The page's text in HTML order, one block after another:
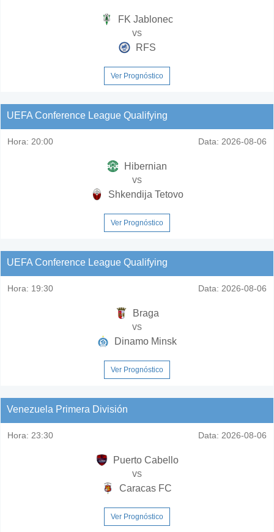
FK Jablonec
vs
RFS
Ver Prognóstico
UEFA Conference League Qualifying
Hora: 20:00 Data: 2026-08-06
Hibernian
vs
Shkendija Tetovo
Ver Prognóstico
UEFA Conference League Qualifying
Hora: 19:30 Data: 2026-08-06
Braga
vs
Dinamo Minsk
Ver Prognóstico
Venezuela Primera División
Hora: 23:30 Data: 2026-08-06
Puerto Cabello
vs
Caracas FC
Ver Prognóstico